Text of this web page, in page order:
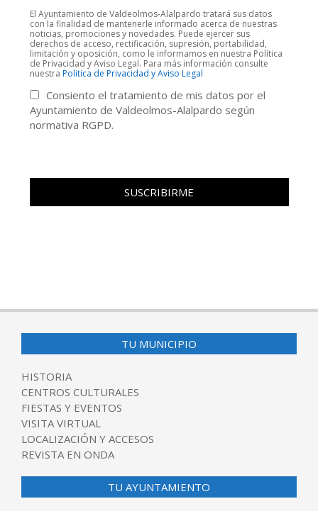
El Ayuntamiento de Valdeolmos-Alalpardo tratará sus datos
con la finalidad de mantenerle informado acerca de nuestras
noticias, promociones y novedades. Puede ejercer sus
derechos de acceso, rectificación, supresión, portabilidad,
limitación y oposición, como le informamos en nuestra Política
de Privacidad y Aviso Legal. Para más información consulte
nuestra Politica de Privacidad y Aviso Legal
Consiento el tratamiento de mis datos por el
Ayuntamiento de Valdeolmos-Alalpardo según
normativa RGPD.
TU MUNICIPIO
HISTORIA
CENTROS CULTURALES
FIESTAS Y EVENTOS
VISITA VIRTUAL
LOCALIZACIÓN Y ACCESOS
REVISTA EN ONDA
TU AYUNTAMIENTO